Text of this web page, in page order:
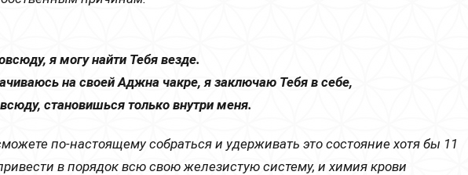
я могу найти Тебя везде.
на своей Аджна чакре, я заключаю Тебя в себе,
становишься только внутри меня.
по-настоящему собраться и удерживать это состояние хотя бы 11
в порядок всю свою железистую систему, и химия крови